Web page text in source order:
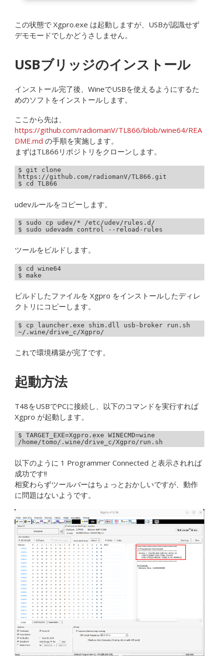
この状態で Xgpro.exe は起動しますが、USBが認識せず
デモモードでしかどうさしません。
USBブリッジのインストール
インストール完了後、WineでUSBを使えるようにするた
めのソフトをインストールします。
ここから先は、
https://github.com/radiomanV/TL866/blob/wine64/REA
DME.md の手順を実施します。
まずはTL866リポジトリをクローンします。
$ git clone
https://github.com/radiomanV/TL866.git
$ cd TL866
udevルールをコピーします。
$ sudo cp udev/* /etc/udev/rules.d/
$ sudo udevadm control --reload-rules
ツールをビルドします。
$ cd wine64
$ make
ビルドしたファイルを Xgpro をインストールしたディレ
クトリにコピーします。
$ cp launcher.exe shim.dll usb-broker run.sh
~/.wine/drive_c/Xgpro/
これで環境構築が完了です。
起動方法
T48をUSBでPCに接続し、以下のコマンドを実行すれば
Xgpro が起動します。
$ TARGET_EXE=Xgpro.exe WINECMD=wine
/home/tomo/.wine/drive_c/Xgpro/run.sh
以下のように 1 Programmer Connected と表示されれば
成功です!!
相変わらずツールバーはちょっとおかしいですが、動作
に問題はないようです。